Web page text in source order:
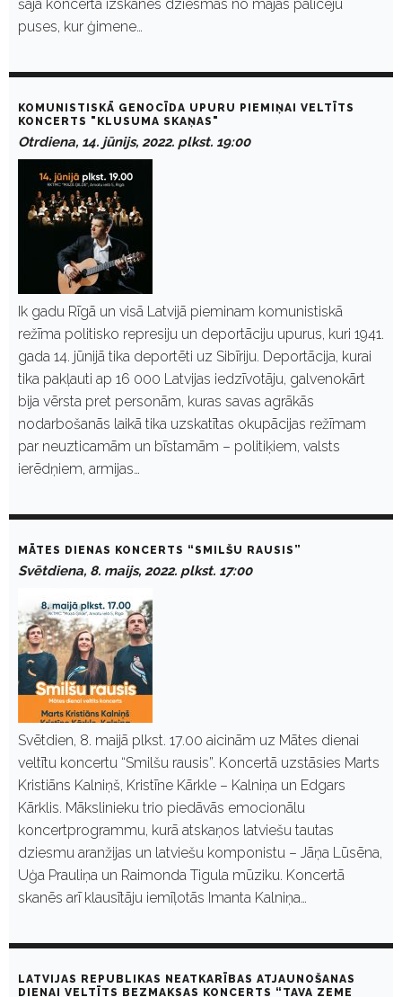
šajā koncertā izskanēs dziesmas no mājās palicēju
puses, kur ģimene…
KOMUNISTISKĀ GENOCĪDA UPURU PIEMIŅAI VELTĪTS
KONCERTS "KLUSUMA SKAŅAS"
Otrdiena, 14. jūnijs, 2022. plkst. 19:00
Ik gadu Rīgā un visā Latvijā pieminam komunistiskā
režīma politisko represiju un deportāciju upurus, kuri 1941.
gada 14. jūnijā tika deportēti uz Sibīriju. Deportācija, kurai
tika pakļauti ap 16 000 Latvijas iedzīvotāju, galvenokārt
bija vērsta pret personām, kuras savas agrākās
nodarbošanās laikā tika uzskatītas okupācijas režīmam
par neuzticamām un bīstamām – politiķiem, valsts
ierēdņiem, armijas…
MĀTES DIENAS KONCERTS “SMILŠU RAUSIS”
Svētdiena, 8. maijs, 2022. plkst. 17:00
Svētdien, 8. maijā plkst. 17.00 aicinām uz Mātes dienai
veltītu koncertu “Smilšu rausis”. Koncertā uzstāsies Marts
Kristiāns Kalniņš, Kristīne Kārkle – Kalniņa un Edgars
Kārklis. Mākslinieku trio piedāvās emocionālu
koncertprogrammu, kurā atskaņos latviešu tautas
dziesmu aranžijas un latviešu komponistu – Jāņa Lūsēna,
Uģa Prauliņa un Raimonda Tigula mūziku. Koncertā
skanēs arī klausītāju iemīļotās Imanta Kalniņa…
LATVIJAS REPUBLIKAS NEATKARĪBAS ATJAUNOŠANAS
DIENAI VELTĪTS BEZMAKSAS KONCERTS “TAVA ZEME